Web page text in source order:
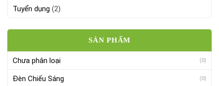
Tuyển dụng (2)
SẢN PHẨM
Chưa phân loại (0)
Đèn Chiếu Sáng (0)